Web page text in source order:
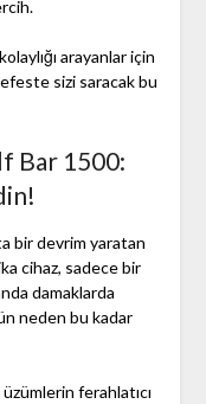
arayanlar için
sizi saracak bu
Bar 1500:
bir devrim yaratan
cihaz, sadece bir
damaklarda
neden bu kadar
ferahlatıcı